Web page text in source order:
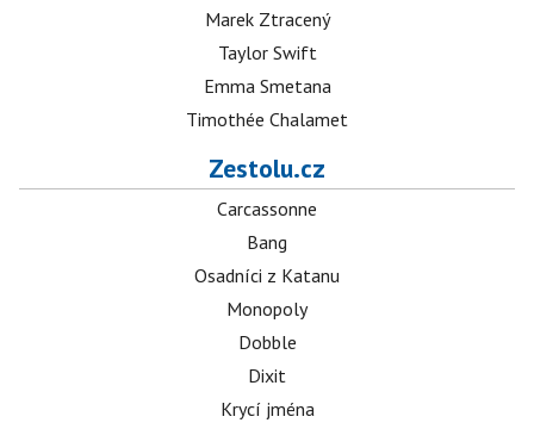
Marek Ztracený
Taylor Swift
Emma Smetana
Timothée Chalamet
Zestolu.cz
Carcassonne
Bang
Osadníci z Katanu
Monopoly
Dobble
Dixit
Krycí jména